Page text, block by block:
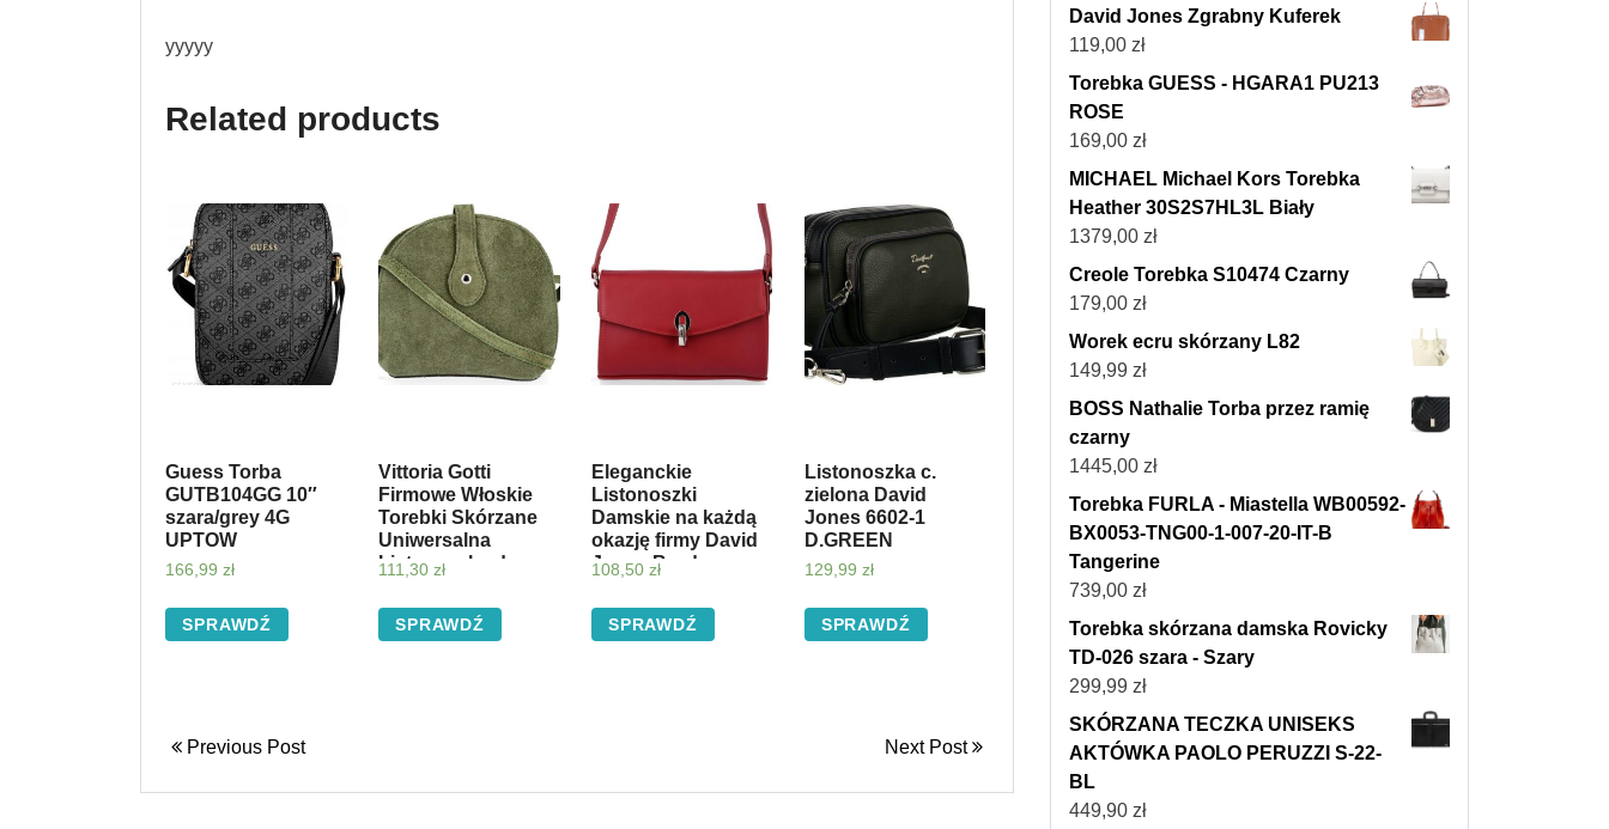
yyyyy
Related products
Guess Torba
GUTB104GG 10″
szara/grey 4G
UPTOW
166,99 zł
SPRAWDŹ
Vittoria Gotti
Firmowe Włoskie
Torebki Skórzane
Uniwersalna
Listonoszka do
dzień Zielona
(kolory)
111,30 zł
SPRAWDŹ
Eleganckie
Listonoszki
Damskie na każdą
okazję firmy David
Jones Bordowa
108,50 zł
SPRAWDŹ
Listonoszka c.
zielona David
Jones 6602-1
D.GREEN
129,99 zł
SPRAWDŹ
Previous Post Next Post
David Jones Zgrabny Kuferek
119,00 zł
Torebka GUESS - HGARA1 PU213
ROSE
169,00 zł
MICHAEL Michael Kors Torebka
Heather 30S2S7HL3L Biały
1379,00 zł
Creole Torebka S10474 Czarny
179,00 zł
Worek ecru skórzany L82
149,99 zł
BOSS Nathalie Torba przez ramię
czarny
1445,00 zł
Torebka FURLA - Miastella WB00592-
BX0053-TNG00-1-007-20-IT-B
Tangerine
739,00 zł
Torebka skórzana damska Rovicky
TD-026 szara - Szary
299,99 zł
SKÓRZANA TECZKA UNISEKS
AKTÓWKA PAOLO PERUZZI S-22-
BL
449,90 zł